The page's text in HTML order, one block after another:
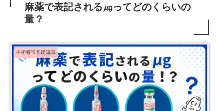
麻薬で表記される㎍ってどのくらいの
量？
手術看護基礎知識